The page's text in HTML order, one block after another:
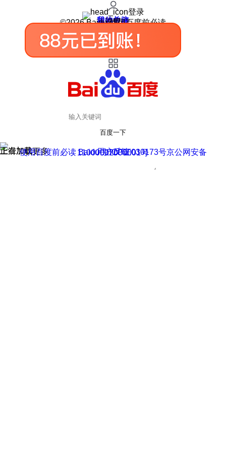
登录
我的关注
我的收藏
皮肤中心
用户反馈
设置
©2026 Baidu 使用百度前必读
百度一下
正在加载
上滑加载更多 用户反馈
使用百度前必读 Baidu 京ICP证030173号
京公网安备11000002000001号